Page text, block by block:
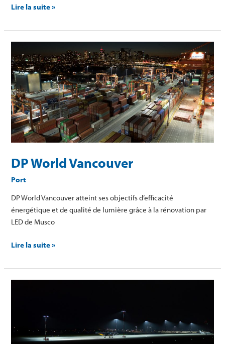
Lire la suite »
DP World Vancouver
Port
DP World Vancouver atteint ses objectifs d’efficacité
énergétique et de qualité de lumière grâce à la rénovation par
LED de Musco
World
Vancouver
Lire la suite »
Southend